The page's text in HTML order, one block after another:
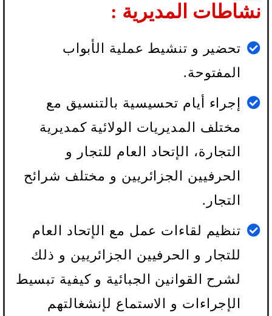
نشاطات المديرية :
تحضير و تنشيط عملية الأبواب
المفتوحة.
إجراء أيام تحسيسية بالتنسيق مع
مختلف المديريات الولائية كمديرية
التجارة، الإتحاد العام للتجار و
الحرفيين الجزائريين و مختلف شرائح
التجار.
تنظيم لقاءات عمل مع الإتحاد العام
للتجار و الحرفيين الجزائريين و ذلك
لشرح القوانين الجبائية و كيفية تبسيط
الإجراءات و الاستماع لإنشغالتهم